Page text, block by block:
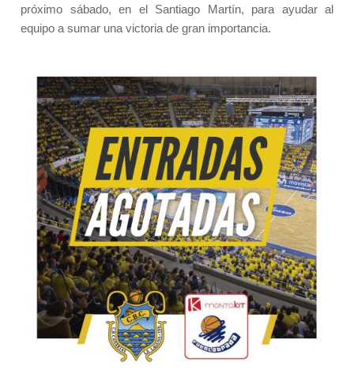
próximo sábado, en el Santiago Martín, para ayudar al
equipo a sumar una victoria de gran importancia.